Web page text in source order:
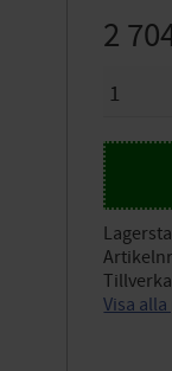
2
Artikelnr
Visa